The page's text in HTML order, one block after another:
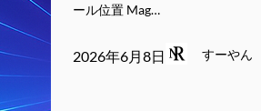
ール位置 Mag…
2026年6月8日 すーやん